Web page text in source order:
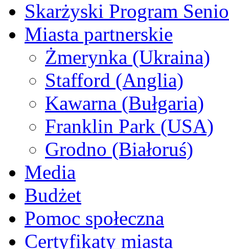
Skarżyski Program
Miasta partnerskie
Żmerynka (Ukraina)
Stafford (Anglia)
Kawarna (Bułgaria)
Franklin Park (USA)
Grodno (Białoruś)
Media
Budżet
Pomoc społeczna
Certyfikaty miasta